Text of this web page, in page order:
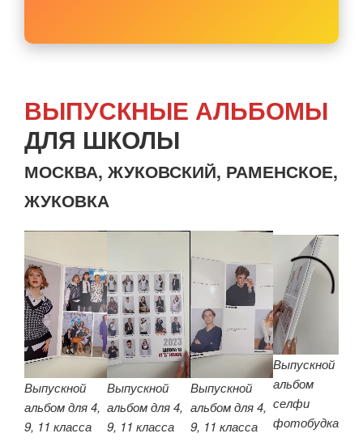
ВЫПУСКНЫЕ АЛЬБОМЫ
ДЛЯ ШКОЛЫ
МОСКВА, ЖУКОВСКИЙ, РАМЕНСКОЕ,
ЖУКОВКА
Выпускной
альбом для 4,
9, 11 класса
Выпускной
альбом для 4,
9, 11 класса
Выпускной
альбом для 4,
9, 11 класса
Выпускной
альбом
селфи
фотобудка